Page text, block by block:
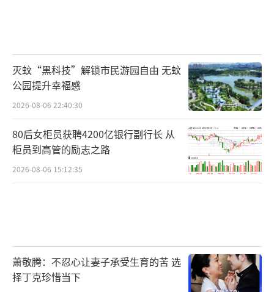
灭蚊“黑科技”解锁市民游园自由 无蚊
公园提升幸福感
2026-08-06 22:40:30
80后女柜员获聘4200亿银行副行长 从
柜员到高管的励志之路
2026-08-06 15:12:35
萧敬腾：不忍心让妻子承受生育的苦 选
择丁克珍惜当下